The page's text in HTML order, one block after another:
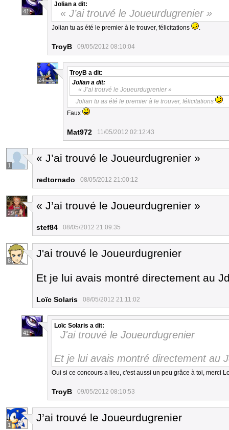
41
Jolian a dit:
« J’ai trouvé le Joueurdugrenier »
Jolian tu as été le premier à le trouver, félicitations .
TroyB 09/05/2012 08:10:04
24
TroyB a dit:
Jolian a dit:
« J’ai trouvé le Joueurdugrenier »
Jolian tu as été le premier à le trouver, félicitations
.
Faux
Mat972 11/05/2012 02:12:43
1
« J’ai trouvé le Joueurdugrenier »
redtornado 08/05/2012 21:00:12
29
« J’ai trouvé le Joueurdugrenier »
stef84 08/05/2012 21:09:35
8
J'ai trouvé le Joueurdugrenier
Et je lui avais montré directement au
Loïc Solaris 08/05/2012 21:11:02
41
Loïc Solaris a dit:
J'ai trouvé le Joueurdugrenier
Et je lui avais montré directement au
Oui si ce concours a lieu, c'est aussi un peu grâce à toi, merci
TroyB 09/05/2012 08:10:53
1
J’ai trouvé le Joueurdugrenier